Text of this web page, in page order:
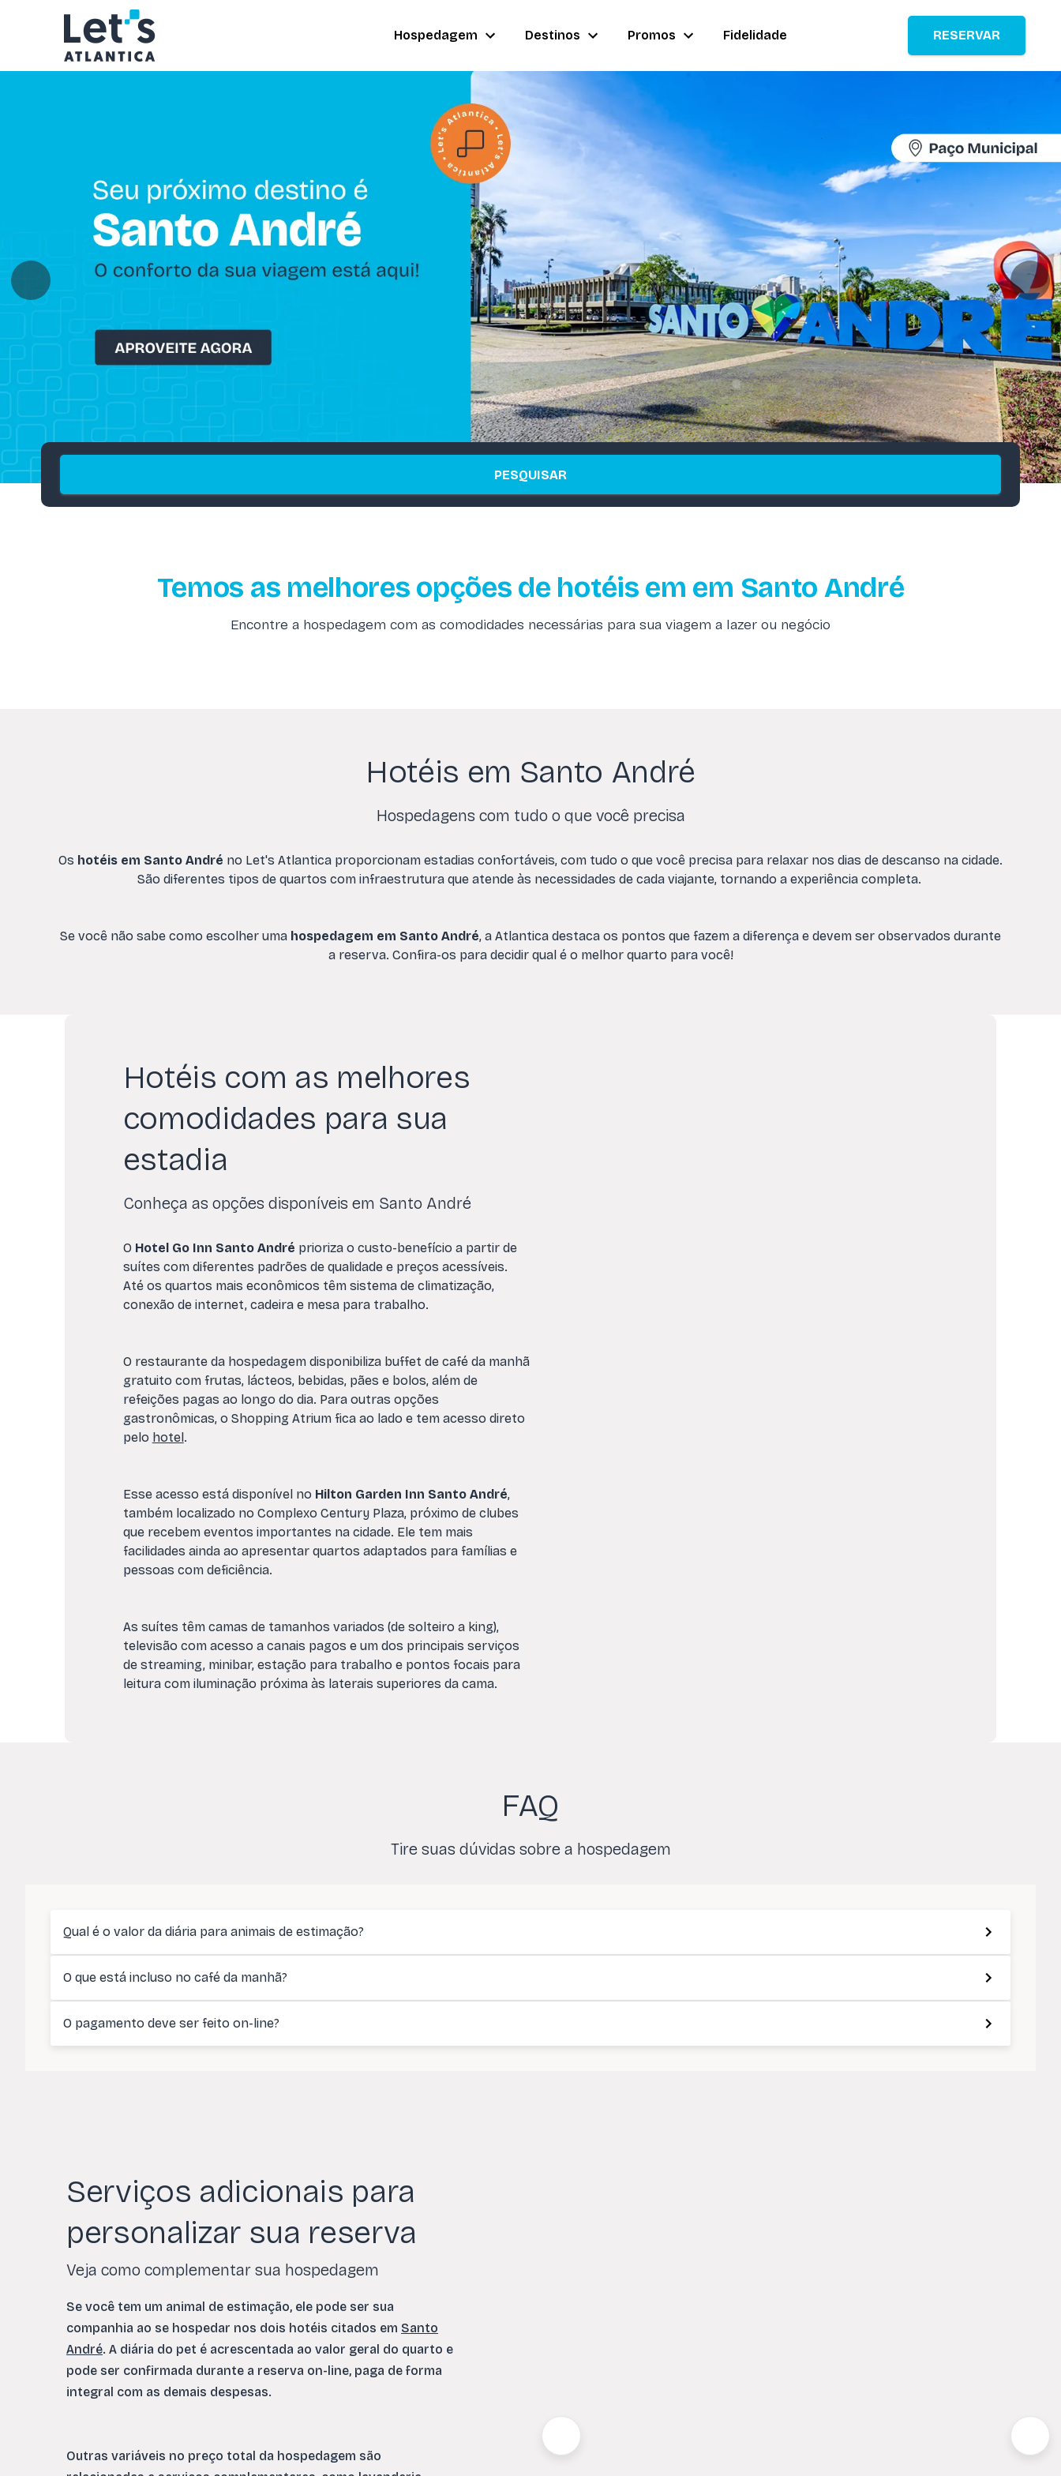
Hospedagem Destinos Promos Fidelidade RESERVAR
PESQUISAR
Temos as melhores opções de hotéis em em Santo André
Encontre a hospedagem com as comodidades necessárias para sua viagem a lazer ou negócio
Hotéis em Santo André
Hospedagens com tudo o que você precisa
Os hotéis em Santo André no Let's Atlantica proporcionam estadias confortáveis, com tudo o que você precisa para relaxar nos dias de descanso na cidade.
São diferentes tipos de quartos com infraestrutura que atende às necessidades de cada viajante, tornando a experiência completa.
Se você não sabe como escolher uma hospedagem em Santo André, a Atlantica destaca os pontos que fazem a diferença e devem ser observados durante
a reserva. Confira-os para decidir qual é o melhor quarto para você!
Hotéis com as melhores
comodidades para sua
estadia
Conheça as opções disponíveis em Santo André
O Hotel Go Inn Santo André prioriza o custo-benefício a partir de
suítes com diferentes padrões de qualidade e preços acessíveis.
Até os quartos mais econômicos têm sistema de climatização,
conexão de internet, cadeira e mesa para trabalho.
O restaurante da hospedagem disponibiliza buffet de café da manhã
gratuito com frutas, lácteos, bebidas, pães e bolos, além de
refeições pagas ao longo do dia. Para outras opções
gastronômicas, o Shopping Atrium fica ao lado e tem acesso direto
pelo hotel.
Esse acesso está disponível no Hilton Garden Inn Santo André,
também localizado no Complexo Century Plaza, próximo de clubes
que recebem eventos importantes na cidade. Ele tem mais
facilidades ainda ao apresentar quartos adaptados para famílias e
pessoas com deficiência.
As suítes têm camas de tamanhos variados (de solteiro a king),
televisão com acesso a canais pagos e um dos principais serviços
de streaming, minibar, estação para trabalho e pontos focais para
leitura com iluminação próxima às laterais superiores da cama.
FAQ
Tire suas dúvidas sobre a hospedagem
Qual é o valor da diária para animais de estimação?
O que está incluso no café da manhã?
O pagamento deve ser feito on-line?
Serviços adicionais para
personalizar sua reserva
Veja como complementar sua hospedagem
Se você tem um animal de estimação, ele pode ser sua
companhia ao se hospedar nos dois hotéis citados em Santo
André. A diária do pet é acrescentada ao valor geral do quarto e
pode ser confirmada durante a reserva on-line, paga de forma
integral com as demais despesas.
Outras variáveis no preço total da hospedagem são